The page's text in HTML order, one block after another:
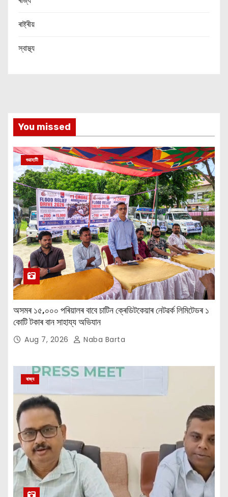
ৰাষ্ট্ৰীয়
স্বাস্থ্য
You missed
গুৱাহাটী
অসমৰ ১৫,০০০ পৰিয়ালৰ বাবে চাটিন ক্ৰেডিটকেয়াৰ নেটৱৰ্ক লিমিটেডৰ ১
কোটি টকাৰ বান সাহায্য অভিযান
Aug 7, 2026 Naba Barta
ৰাজ্য